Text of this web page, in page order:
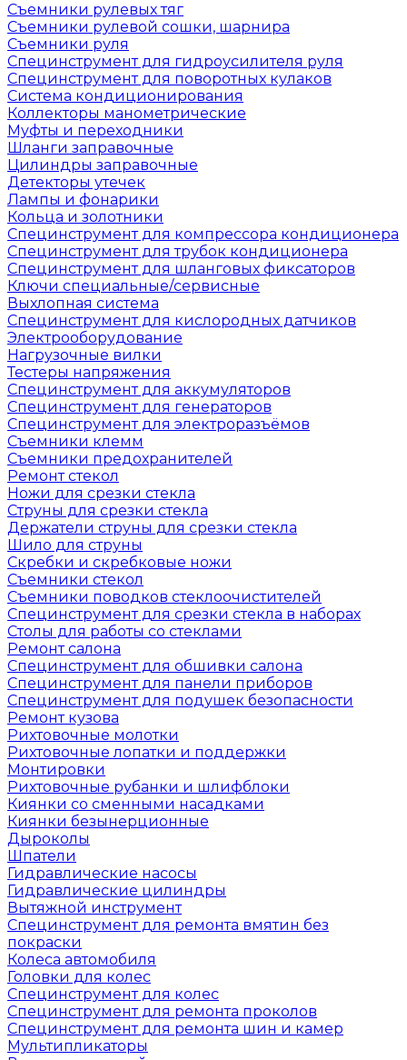
Съемники рулевых тяг
Съемники рулевой сошки, шарнира
Съемники руля
Специнструмент для гидроусилителя руля
Специнструмент для поворотных кулаков
Система кондиционирования
Коллекторы манометрические
Муфты и переходники
Шланги заправочные
Цилиндры заправочные
Детекторы утечек
Лампы и фонарики
Кольца и золотники
Специнструмент для компрессора кондиционера
Специнструмент для трубок кондиционера
Специнструмент для шланговых фиксаторов
Ключи специальные/сервисные
Выхлопная система
Специнструмент для кислородных датчиков
Электрооборудование
Нагрузочные вилки
Тестеры напряжения
Специнструмент для аккумуляторов
Специнструмент для генераторов
Специнструмент для электроразъёмов
Съемники клемм
Съемники предохранителей
Ремонт стекол
Ножи для срезки стекла
Струны для срезки стекла
Держатели струны для срезки стекла
Шило для струны
Скребки и скребковые ножи
Съемники стекол
Съемники поводков стеклоочистителей
Специнструмент для срезки стекла в наборах
Столы для работы со стеклами
Ремонт салона
Специнструмент для обшивки салона
Специнструмент для панели приборов
Специнструмент для подушек безопасности
Ремонт кузова
Рихтовочные молотки
Рихтовочные лопатки и поддержки
Монтировки
Рихтовочные рубанки и шлифблоки
Киянки со сменными насадками
Киянки безынерционные
Дыроколы
Шпатели
Гидравлические насосы
Гидравлические цилиндры
Вытяжной инструмент
Специнструмент для ремонта вмятин без
покраски
Колеса автомобиля
Головки для колес
Специнструмент для колес
Специнструмент для ремонта проколов
Специнструмент для ремонта шин и камер
Мультипликаторы